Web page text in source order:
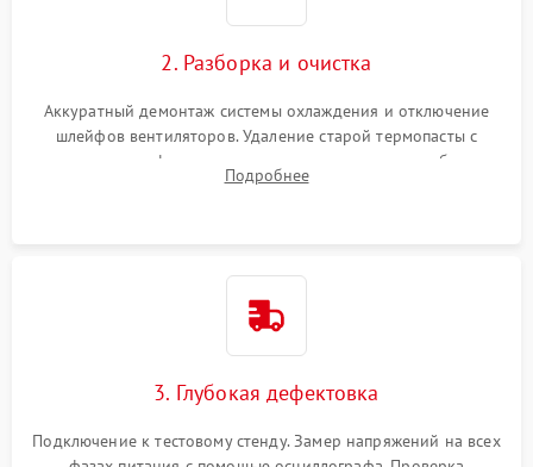
2. Разборка и очистка
Аккуратный демонтаж системы охлаждения и отключение
шлейфов вентиляторов. Удаление старой термопасты с
кристалла графического чипа и термопрокладок с банок
памяти и зоны VRM. Очистка платы от пыли и окислов.
Подробнее
3. Глубокая дефектовка
Подключение к тестовому стенду. Замер напряжений на всех